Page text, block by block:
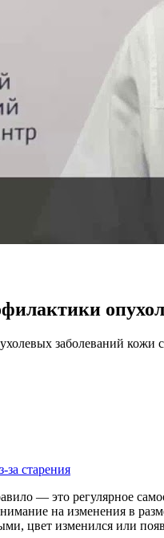
заболеваний кожи
старения
— это регулярное
на изменения в
цвет изменился или